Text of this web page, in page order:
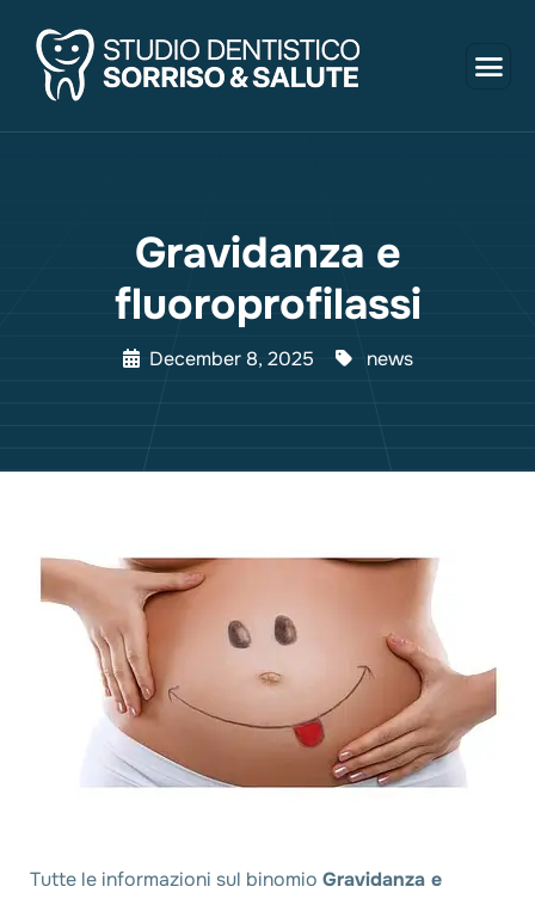
Gravidanza e
fluoroprofilassi
December 8, 2025 news
Tutte le informazioni sul binomio Gravidanza e